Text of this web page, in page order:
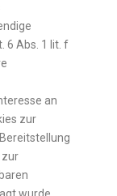
6 Abs. 1 lit. f
an
zur
zur